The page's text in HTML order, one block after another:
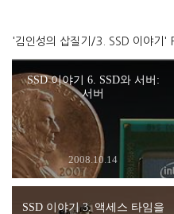
'김인성의 삽질기/3. SSD 이야기
SSD 이야기 6. SSD와 서버:
서버
2008.10.14
SSD 이야기 3. 액세스 타임을